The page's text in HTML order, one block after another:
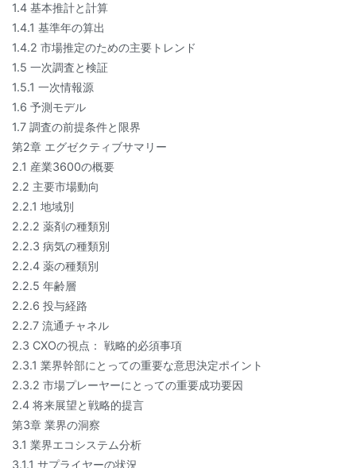
1.4 基本推計と計算
1.4.1 基準年の算出
1.4.2 市場推定のための主要トレンド
1.5 一次調査と検証
1.5.1 一次情報源
1.6 予測モデル
1.7 調査の前提条件と限界
第2章 エグゼクティブサマリー
2.1 産業3600の概要
2.2 主要市場動向
2.2.1 地域別
2.2.2 薬剤の種類別
2.2.3 病気の種類別
2.2.4 薬の種類別
2.2.5 年齢層
2.2.6 投与経路
2.2.7 流通チャネル
2.3 CXOの視点： 戦略的必須事項
2.3.1 業界幹部にとっての重要な意思決定ポイント
2.3.2 市場プレーヤーにとっての重要成功要因
2.4 将来展望と戦略的提言
第3章 業界の洞察
3.1 業界エコシステム分析
3.1.1 サプライヤーの状況